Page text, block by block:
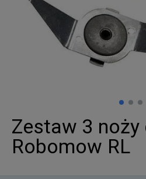
Zestaw 3 noży
Robomow RL